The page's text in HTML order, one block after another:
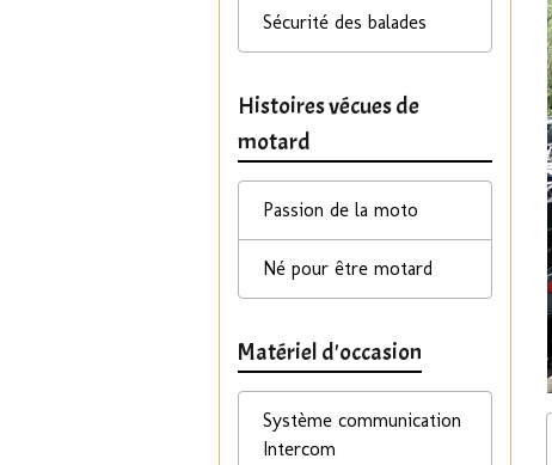
Sécurité des balades
Histoires vécues de
motard
Passion de la moto
Né pour être motard
Matériel d'occasion
Système communication
Intercom